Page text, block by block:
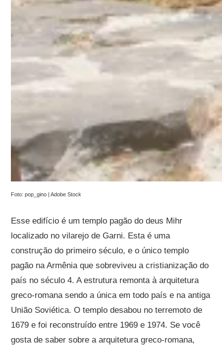
Foto: pop_gino | Adobe Stock
Esse edifício é um templo pagão do deus Mihr
localizado no vilarejo de Garni. Esta é uma
construção do primeiro século, e o único templo
pagão na Armênia que sobreviveu a cristianização do
país no século 4. A estrutura remonta à arquitetura
greco-romana sendo a única em todo país e na antiga
União Soviética. O templo desabou no terremoto de
1679 e foi reconstruído entre 1969 e 1974. Se você
gosta de saber sobre a arquitetura greco-romana,